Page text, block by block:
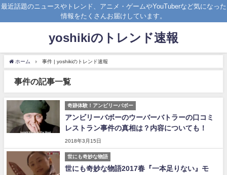
最近話題のニュースやトレンド、アニメ・ゲームやYouTuberなど気になった
情報をたくさんお届けしています。
yoshikiのトレンド速報
ホーム 事件 | yoshikiのトレンド速報
事件の記事一覧
奇跡体験！アンビリーバボー
アンビリーバボーのウーバーバトラーの口コミ
レストラン事件の真相は？内容についても！
2018年3月15日
世にも奇妙な物語
世にも奇妙な物語2017春『一本足りない』モ